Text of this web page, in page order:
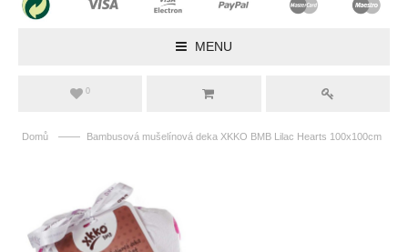
MENU
0
Domů —— Bambusová mušelínová deka XKKO BMB Lilac Hearts 100x100cm